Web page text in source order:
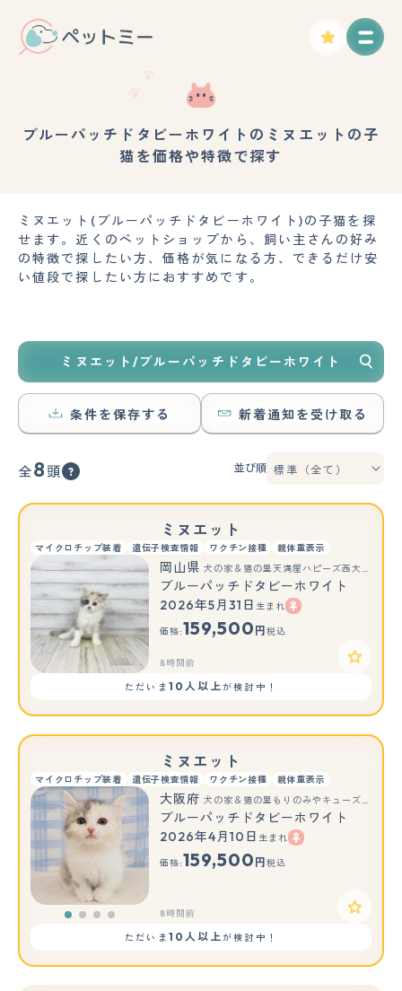
ブルーパッチドタビーホワイトのミヌエットの子
猫を価格や特徴で探す
ミヌエット(ブルーパッチドタビーホワイト)の子猫を探
せます。近くのペットショップから、飼い主さんの好み
の特徴で探したい方、価格が気になる方、できるだけ安
い値段で探したい方におすすめです。
ミヌエット/ブルーパッチドタビーホワイト
条件を保存する 新着通知を受け取る
全8 頭 並び順
ミヌエット
マイクロチップ装着 遺伝子検査情報 ワクチン接種 親体重表示
岡山県 犬の家＆猫の里天満屋ハピーズ西大寺モール店
ブルーパッチドタビーホワイト
2026年5月31日 生まれ
価格:159,500 円 税込
8時間前
ただいま 10人以上が検討中！
ミヌエット
マイクロチップ装着 遺伝子検査情報 ワクチン接種 親体重表示
大阪府 犬の家＆猫の里もりのみやキューズモールBASE店
ブルーパッチドタビーホワイト
2026年4月10日 生まれ
価格:159,500 円 税込
8時間前
ただいま 10人以上が検討中！